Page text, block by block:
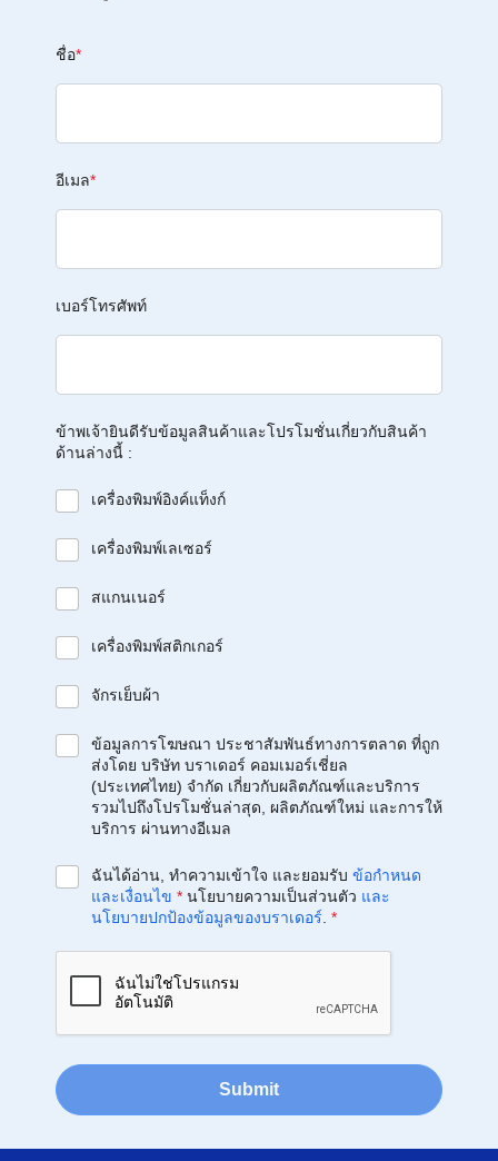
ชื่อ*
อีเมล*
เบอร์โทรศัพท์
ข้าพเจ้ายินดีรับข้อมูลสินค้าและโปรโมชั่นเกี่ยวกับสินค้า
ด้านล่างนี้ :
เครื่องพิมพ์อิงค์แท็งก์
เครื่องพิมพ์เลเซอร์
สแกนเนอร์
เครื่องพิมพ์สติกเกอร์
จักรเย็บผ้า
ข้อมูลการโฆษณา ประชาสัมพันธ์ทางการตลาด ที่ถูก
ส่งโดย บริษัท บราเดอร์ คอมเมอร์เชี่ยล
(ประเทศไทย) จำกัด เกี่ยวกับผลิตภัณฑ์และบริการ
รวมไปถึงโปรโมชั่นล่าสุด, ผลิตภัณฑ์ใหม่ และการให้
บริการ ผ่านทางอีเมล
ฉันได้อ่าน, ทำความเข้าใจ และยอมรับ ข้อกำหนด
และเงื่อนไข * นโยบายความเป็นส่วนตัว และ
นโยบายปกป้องข้อมูลของบราเดอร์ *
Submit